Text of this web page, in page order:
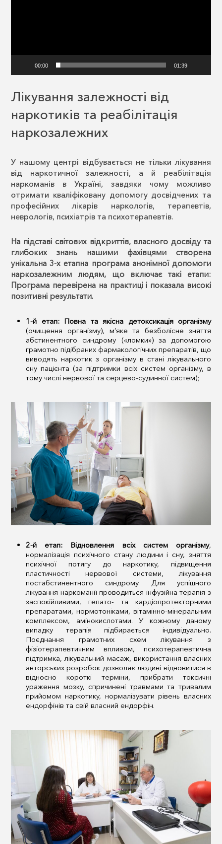
00:00 01:39
Лікування залежності від
наркотиків та реабілітація
наркозалежних
У нашому центрі відбувається не тільки лікування
від наркотичної залежності, а й реабілітація
наркоманів в Україні, завдяки чому можливо
отримати кваліфіковану допомогу досвідчених та
професійних лікарів наркологів, терапевтів,
неврологів, психіатрів та психотерапевтів.
На підставі світових відкриттів, власного досвіду та
глибоких знань нашими фахівцями створена
унікальна 3-х етапна програма анонімної допомоги
наркозалежним людям, що включає такі етапи:
Програма перевірена на практиці і показала високі
позитивні результати.
1-й етап: Повна та якісна детоксикація організму
(очищення організму), м’яке та безболісне зняття
абстинентного синдрому («ломки») за допомогою
грамотно підібраних фармакологічних препаратів, що
виводять наркотик з організму в стані лікувального
сну пацієнта (за підтримки всіх систем організму, в
тому числі нервової та серцево-судинної систем);
2-й етап: Відновлення всіх систем організму,
нормалізація психічного стану людини і сну, зняття
психічної потягу до наркотику, підвищення
пластичності нервової системи, лікування
постабстинентного синдрому. Для успішного
лікування наркоманії проводиться інфузійна терапія з
заспокійливими, гепато- та кардіопротекторними
препаратами, нормотоніками, вітамінно-мінеральним
комплексом, амінокислотами. У кожному даному
випадку терапія підбирається індивідуально.
Поєднання грамотних схем лікування з
фізіотерапевтичним впливом, психотерапевтична
підтримка, лікувальний масаж, використання власних
авторських розробок дозволяє людині відновитися в
відносно короткі терміни, прибрати токсичні
ураження мозку, спричинені травмами та тривалим
прийомом наркотику, нормалізувати рівень власних
ендорфінів та свій власний ендорфін.